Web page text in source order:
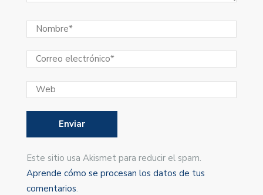
Este sitio usa Akismet para reducir el spam.
Aprende cómo se procesan los datos de tus
comentarios.